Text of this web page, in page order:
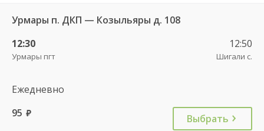
Урмары п. ДКП — Козыльяры д. 108
12:30
Урмары пгт
12:50
Шигали с.
Ежедневно
95 руб. Выбрать